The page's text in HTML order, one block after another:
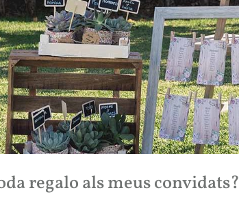
regalo als meus convidats?